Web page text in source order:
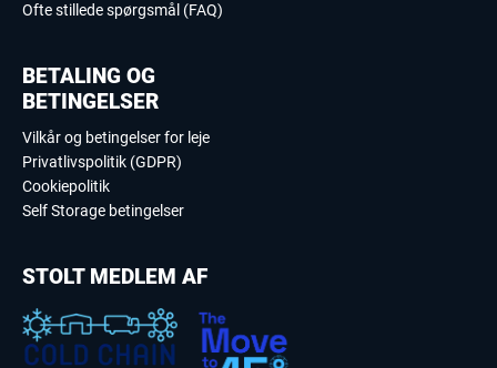
Ofte stillede spørgsmål (FAQ)
BETALING OG
BETINGELSER
Vilkår og betingelser for leje
Privatlivspolitik (GDPR)
Cookiepolitik
Self Storage betingelser
STOLT MEDLEM AF